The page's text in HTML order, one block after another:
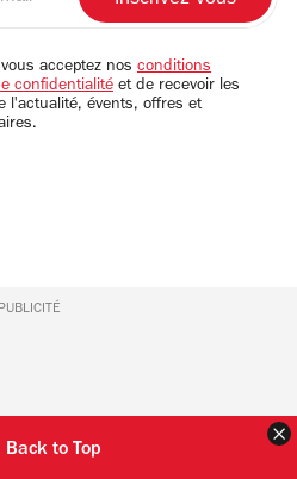
acceptez nos conditions
confidentialité et de recevoir les
l'actualité, évents, offres et
PUBLICITÉ
Back to Top